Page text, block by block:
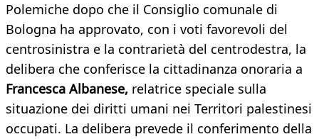
Polemiche dopo che il Consiglio comunale di
Bologna ha approvato, con i voti favorevoli del
centrosinistra e la contrarietà del centrodestra, la
delibera che conferisce la cittadinanza onoraria a
Francesca Albanese, relatrice speciale sulla
situazione dei diritti umani nei Territori palestinesi
occupati. La delibera prevede il conferimento della